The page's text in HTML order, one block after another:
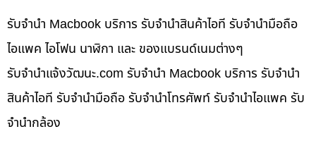
รับจำนำ Macbook บริการ รับจำนำสินค้าไอที รับจำนำมือถือ
ไอแพค ไอโฟน นาฬิกา และ ของแบรนด์เนมต่างๆ
รับจํานําแจ้งวัฒนะ.com รับจำนำ Macbook บริการ รับจำนำ
สินค้าไอที รับจำนำมือถือ รับจำนำโทรศัพท์ รับจำนำไอแพค รับ
จำนำกล้อง